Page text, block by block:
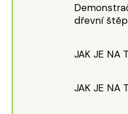
dřevní
JAK JE NA
JAK JE NA